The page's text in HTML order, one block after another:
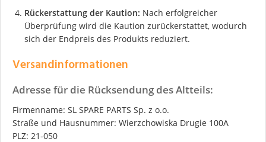
Rückerstattung der Kaution: Nach erfolgreicher
Überprüfung wird die Kaution zurückerstattet, wodurch
sich der Endpreis des Produkts reduziert.
Versandinformationen
Adresse für die Rücksendung des Altteils:
Firmenname: SL SPARE PARTS Sp. z o.o.
Straße und Hausnummer: Wierzchowiska Drugie 100A
PLZ: 21-050